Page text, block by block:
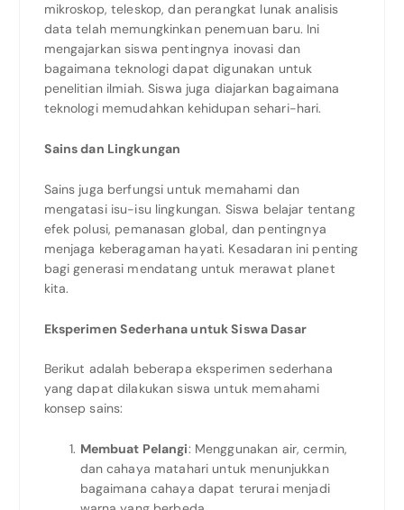
mikroskop, teleskop, dan perangkat lunak analisis
data telah memungkinkan penemuan baru. Ini
mengajarkan siswa pentingnya inovasi dan
bagaimana teknologi dapat digunakan untuk
penelitian ilmiah. Siswa juga diajarkan bagaimana
teknologi memudahkan kehidupan sehari-hari.
Sains dan Lingkungan
Sains juga berfungsi untuk memahami dan
mengatasi isu-isu lingkungan. Siswa belajar tentang
efek polusi, pemanasan global, dan pentingnya
menjaga keberagaman hayati. Kesadaran ini penting
bagi generasi mendatang untuk merawat planet
kita.
Eksperimen Sederhana untuk Siswa Dasar
Berikut adalah beberapa eksperimen sederhana
yang dapat dilakukan siswa untuk memahami
konsep sains:
Membuat Pelangi: Menggunakan air, cermin,
dan cahaya matahari untuk menunjukkan
bagaimana cahaya dapat terurai menjadi